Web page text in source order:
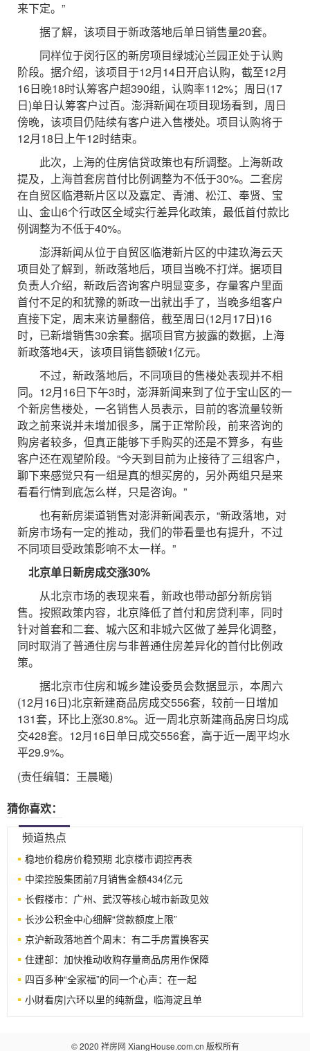
来下定。”
据了解，该项目于新政落地后单日销售量20套。
同样位于闵行区的新房项目绿城沁兰园正处于认购
阶段。据介绍，该项目于12月14日开启认购，截至12月
16日晚18时认筹客户超390组，认购率112%；周日(17
日)单日认筹客户过百。澎湃新闻在项目现场看到，周日
傍晚，该项目仍陆续有客户进入售楼处。项目认购将于
12月18日上午12时结束。
此次，上海的住房信贷政策也有所调整。上海新政
提及，上海首套房首付比例调整为不低于30%。二套房
在自贸区临港新片区以及嘉定、青浦、松江、奉贤、宝
山、金山6个行政区全域实行差异化政策，最低首付款比
例调整为不低于40%。
澎湃新闻从位于自贸区临港新片区的中建玖海云天
项目处了解到，新政落地后，项目当晚不打烊。据项目
负责人介绍，新政后咨询客户明显变多，存量客户里面
首付不足的和犹豫的新政一出就出手了，当晚多组客户
直接下定，周末来访量翻倍，截至周日(12月17日)16
时，已新增销售30余套。据项目官方披露的数据，上海
新政落地4天，该项目销售额破1亿元。
不过，新政落地后，不同项目的售楼处表现并不相
同。12月16日下午3时，澎湃新闻来到了位于宝山区的一
个新房售楼处，一名销售人员表示，目前的客流量较新
政之前来说并未增加很多，属于正常阶段，前来咨询的
购房者较多，但真正能够下手购买的还是不算多，有些
客户还在观望阶段。“今天到目前为止接待了三组客户，
聊下来感觉只有一组是真的想买房的，另外两组只是来
看看行情到底怎么样，只是咨询。”
也有新房渠道销售对澎湃新闻表示，“新政落地，对
新房市场有一定的推动，我们的带看量也有提升，不过
不同项目受政策影响不太一样。”
北京单日新房成交涨30%
从北京市场的表现来看，新政也带动部分新房销
售。按照政策内容，北京降低了首付和房贷利率，同时
针对首套和二套、城六区和非城六区做了差异化调整，
同时取消了普通住房与非普通住房差异化的首付比例政
策。
据北京市住房和城乡建设委员会数据显示，本周六
(12月16日)北京新建商品房成交556套，较前一日增加
131套，环比上涨30.8%。近一周北京新建商品房日均成
交428套。12月16日单日成交556套，高于近一周平均水
平29.9%。
(责任编辑：王晨曦)
猜你喜欢：
频道热点
稳地价稳房价稳预期 北京楼市调控再表
中梁控股集团前7月销售金额434亿元
长假楼市：广州、武汉等核心城市新政见效
长沙公积金中心细解“贷款额度上限”
京沪新政落地首个周末：有二手房置换客买
住建部：加快推动收购存量商品房用作保障
四百多种“全家福”的同一个心声：在一起
小财看房|六环以里的纯新盘，临海淀且单
© 2020 祥房网 XiangHouse.com.cn 版权所有